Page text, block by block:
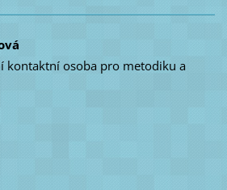
kontaktní osoba pro metodiku a